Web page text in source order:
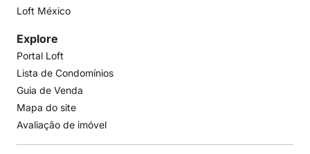
Loft México
Explore
Portal Loft
Lista de Condomínios
Guia de Venda
Mapa do site
Avaliação de imóvel